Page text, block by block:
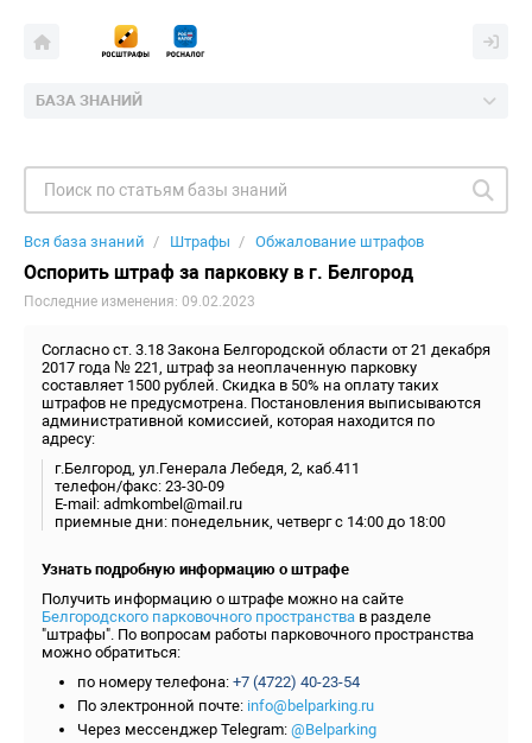
БАЗА ЗНАНИЙ
Вся база знаний Штрафы Обжалование штрафов
Оспорить штраф за парковку в г. Белгород
Последние изменения: 09.02.2023
Согласно ст. 3.18 Закона Белгородской области от 21 декабря
2017 года № 221, штраф за неоплаченную парковку
составляет 1500 рублей. Скидка в 50% на оплату таких
штрафов не предусмотрена. Постановления выписываются
административной комиссией, которая находится по
адресу:
г.Белгород, ул.Генерала Лебедя, 2, каб.411
телефон/факс: 23-30-09
E-mail: admkombel@mail.ru
приемные дни: понедельник, четверг с 14:00 до 18:00
Узнать подробную информацию о штрафе
Получить информацию о штрафе можно на сайте
Белгородского парковочного пространства в разделе
"штрафы". По вопросам работы парковочного пространства
можно обратиться:
по номеру телефона: +7 (4722) 40-23-54
По электронной почте: info@belparking.ru
Через мессенджер Telegram: @Belparking